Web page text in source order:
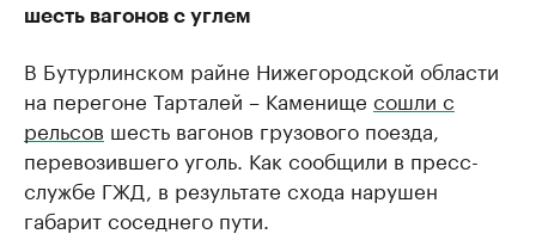
шесть вагонов с углем
В Бутурлинском райне Нижегородской области
на перегоне Тарталей – Каменище сошли с
рельсов шесть вагонов грузового поезда,
перевозившего уголь. Как сообщили в пресс-
службе ГЖД, в результате схода нарушен
габарит соседнего пути.